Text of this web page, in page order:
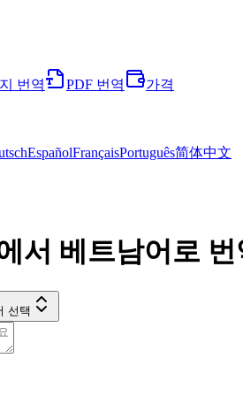
번역 PDF 번역
가격
EspañolFrançaisPortuguês简体中文
서 베트남어로 번
선택